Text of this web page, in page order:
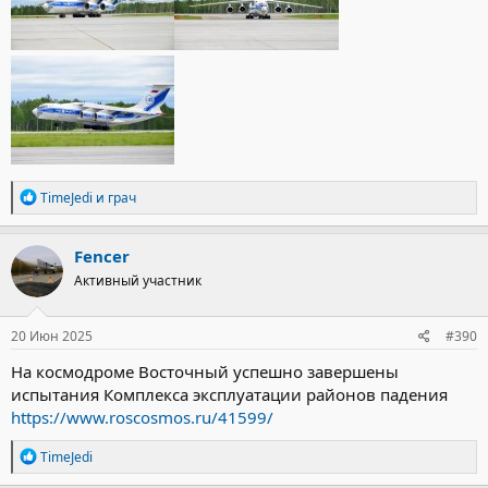
Р
е
а
к
ц
и
и
:
TimeJedi и грач
Fencer
Активный участник
20 Июн 2025 #390
На космодроме Восточный успешно завершены
испытания Комплекса эксплуатации районов падения
https://www.roscosmos.ru/41599/
Р
е
TimeJedi